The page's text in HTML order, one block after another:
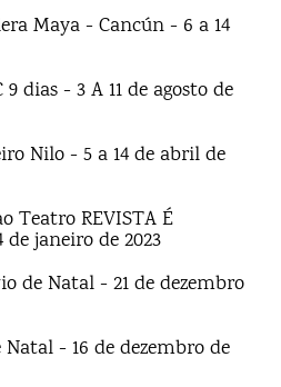
Maya - Cancún - 6 a 14
dias - 3 A 11 de agosto de
Nilo - 5 a 14 de abril de
Teatro REVISTA É
de janeiro de 2023
de Natal - 21 de dezembro
- 16 de dezembro de